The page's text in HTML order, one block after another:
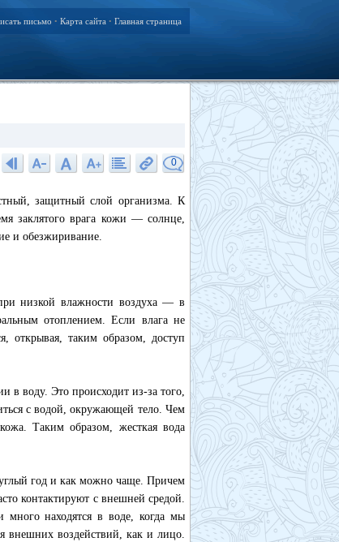
письмо • Карта сайта • Главная страница
0
защитный слой организма. К
заклятого врага кожи — солнце,
и обезжиривание.
низкой влажности воздуха — в
отоплением. Если влага не
открывая, таким образом, доступ
в воду. Это происходит из-за того,
с водой, окружающей тело. Чем
Таким образом, жесткая вода
год и как можно чаще. Причем
контактируют с внешней средой.
много находятся в воде, когда мы
внешних воздействий, как и лицо.